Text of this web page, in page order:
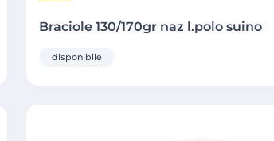
Braciole 130/170gr naz l.polo suino
disponibile